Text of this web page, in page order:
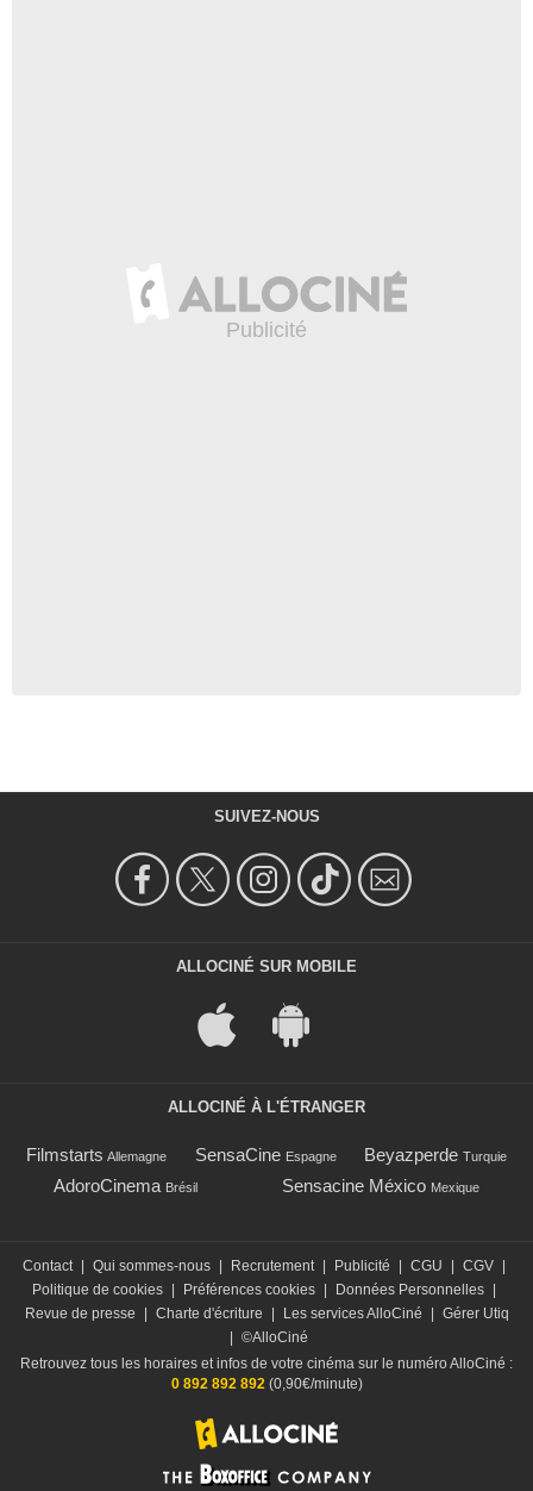
SUIVEZ-NOUS
ALLOCINÉ SUR MOBILE
ALLOCINÉ À L'ÉTRANGER
Filmstarts Allemagne SensaCine Espagne Beyazperde Turquie
AdoroCinema Brésil Sensacine México Mexique
Contact Qui sommes-nous Recrutement Publicité CGU CGV
Politique de cookies
Préférences cookies Données Personnelles
Revue de presse
Charte d'écriture Les services AlloCiné
Gérer Utiq
©AlloCiné
Retrouvez tous les horaires et infos de votre cinéma sur le numéro AlloCiné :
0 892 892 892(0,90€/minute)